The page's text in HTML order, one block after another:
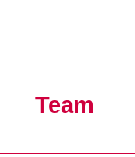
Team